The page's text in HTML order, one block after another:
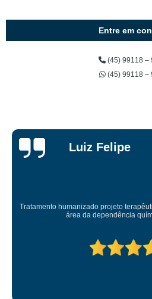
Entre em
(45) 99118 –
(45) 99118 –
Taylon
Esse lugar salvou minha vida...me
gratidao.lugar top pra quem quer
preparada.tmj